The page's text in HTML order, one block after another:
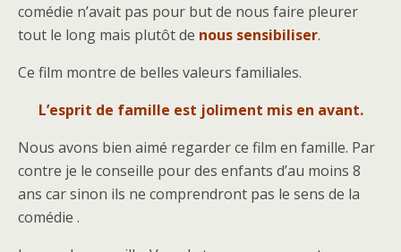
comédie n’avait pas pour but de nous faire pleurer
tout le long mais plutôt de nous sensibiliser.
Ce film montre de belles valeurs familiales.
L’esprit de famille est joliment mis en avant.
Nous avons bien aimé regarder ce film en famille. Par
contre je le conseille pour des enfants d’au moins 8
ans car sinon ils ne comprendront pas le sens de la
comédie .